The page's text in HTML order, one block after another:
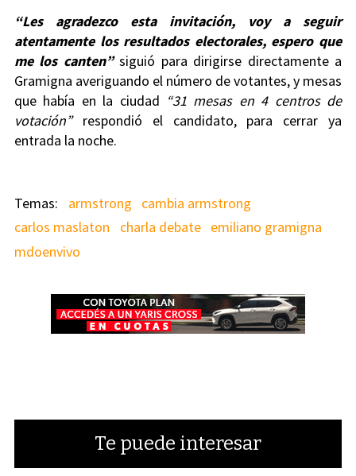
“Les agradezco esta invitación, voy a seguir
atentamente los resultados electorales, espero que
me los canten”siguió para dirigirse directamente a
Gramigna averiguando el número de votantes, y mesas
que había en la ciudad “31 mesas en 4 centros de
votación”respondió el candidato, para cerrar ya
entrada la noche.
armstrong
cambia armstrong
carlos maslaton
charla debate emiliano gramigna
mdoenvivo
Te puede interesar